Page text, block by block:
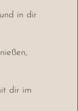
in dir
dir im